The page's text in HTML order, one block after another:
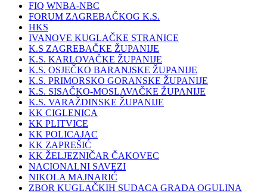
FIQ WNBA-NBC
FORUM ZAGREBAČKOG K.S.
HKS
IVANOVE KUGLAČKE STRANICE
K.S ZAGREBAČKE ŽUPANIJE
K.S. KARLOVAČKE ŽUPANIJE
K.S. OSJEČKO BARANJSKE ŽUPANIJE
K.S. PRIMORSKO GORANSKE ŽUPANIJE
K.S. SISAČKO-MOSLAVAČKE ŽUPANIJE
K.S. VARAŽDINSKE ŽUPANIJE
KK CIGLENICA
KK PLITVICE
KK POLICAJAC
KK ZAPREŠIĆ
KK ŽELJEZNIČAR ČAKOVEC
NACIONALNI SAVEZI
NIKOLA MAJNARIĆ
ZBOR KUGLAČKIH SUDACA GRADA OGULINA